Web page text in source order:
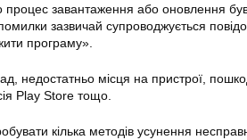
завантаження або оновлення
зазвичай супроводжується
програму».
недостатньо місця на пристрої,
Play Store тощо.
кілька методів усунення